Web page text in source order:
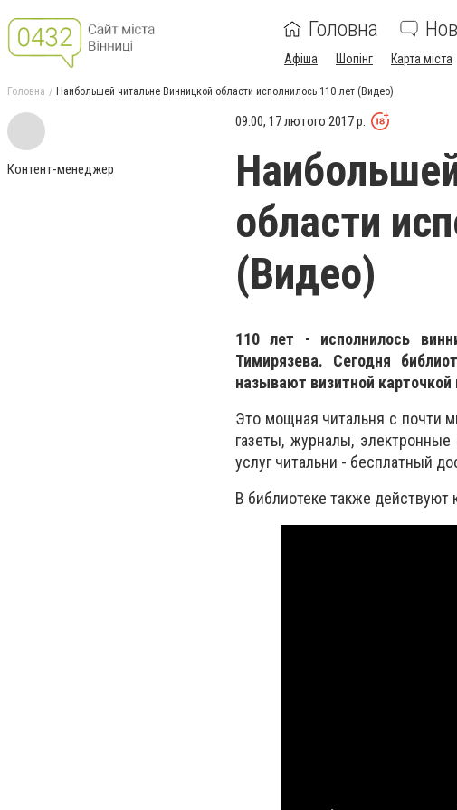
Головна
Афіша Шопінг Карта міста
Головна Наибольшей читальне Винницкой области исполнилось 110 лет (Видео)
Контент-менеджер
09:00, 17 лютого 2017 р.
области
(Видео)
110 лет - исполнилось
Тимирязева. Сегодня
называют визитной карточкой
Это мощная читальня с почти
газеты, журналы,
услуг читальни - бесплатный
В библиотеке также